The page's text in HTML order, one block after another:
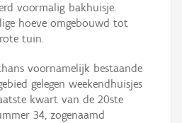
voormalig bakhuisje.
hoeve omgebouwd tot
tuin.
voornamelijk bestaande
gelegen weekendhuisjes
kwart van de 20ste
34, zogenaamd